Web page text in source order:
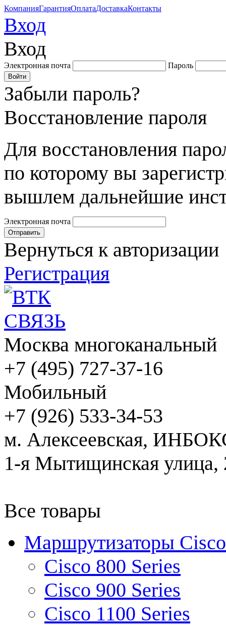
КомпанияГарантияОплатаДоставкаКонтакты
Вход
Вход
Электронная почта Пароль
Забыли пароль?
Восстановление пароля
Для восстановления
по которому вы
вышлем дальнейшие
Электронная почта
Вернуться к авторизации
Регистрация
Москва многоканальный
+7 (495) 727-37-16
Мобильный
+7 (926) 533-34-53
м. Алексеевская,
1-я Мытищинская улица,
Все товары
Маршрутизаторы Cisco
Cisco 800 Series
Cisco 900 Series
Cisco 1100 Series